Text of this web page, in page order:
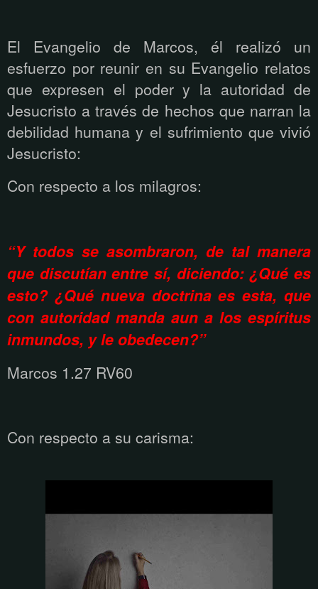
El Evangelio de Marcos, él realizó un
esfuerzo por reunir en su Evangelio relatos
que expresen el poder y la autoridad de
Jesucristo a través de hechos que narran la
debilidad humana y el sufrimiento que vivió
Jesucristo:
Con respecto a los milagros:
“Y todos se asombraron, de tal manera
que discutían entre sí, diciendo: ¿Qué es
esto? ¿Qué nueva doctrina es esta, que
con autoridad manda aun a los espíritus
inmundos, y le obedecen?”
Marcos 1.27 RV60
Con respecto a su carisma: